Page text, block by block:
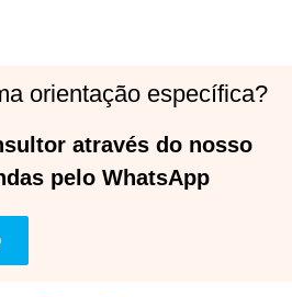
orientação específica?
através do nosso
pelo WhatsApp